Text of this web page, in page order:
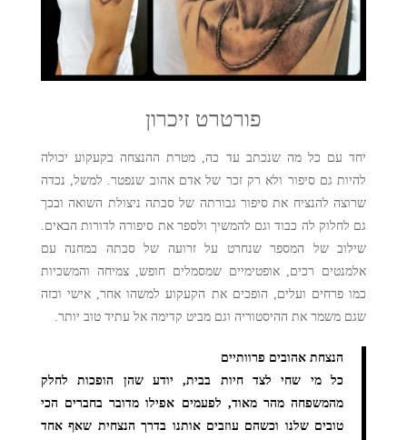
פורטרט זיכרון
יחד עם כל מה שנכתב עד כה, מטרת ההנצחה בקעקוע יכולה
להיות גם סיפור ולא רק זכר של אדם אהוב שנפטר. למשל, נכדה
שרוצה להנציח את סיפור גבורתה של סבתה ניצולת השואה ובכך
גם לחלוק לה כבוד וגם להמשיך ולספר את סיפורה לדורות הבאים.
שילוב של המספר שנחרט על זרועה של סבתה במחנה עם
אלמנטים רכים, אופטימיים שמסמלים חופש, צמיחה והמשכיות
כמו פרחים ועלים, הופכים את הקעקוע למשהו אחר, אישי וכזה
שגם משמר את ההיסטוריה וגם מביט קדימה אל עתיד טוב יותר.
הנצחת אהובים פרוותיים
כל מי שחי לצד חיות בבית, יודע שהן הופכות לחלק
מהמשפחה מהר מאוד, לפעמים אפילו מדובר בחברים הכי
טובים שלנו וכשהם עוזבים אותנו בדרך הנצחית שאף אחד